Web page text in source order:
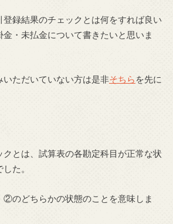
録結果のチェックとは何をすれば良い
・未払金について書きたいと思いま
いただいていない方は是非そちら を先に
とは、試算表の各勘定科目が正常な状
た。
のどちらかの状態のことを意味しま